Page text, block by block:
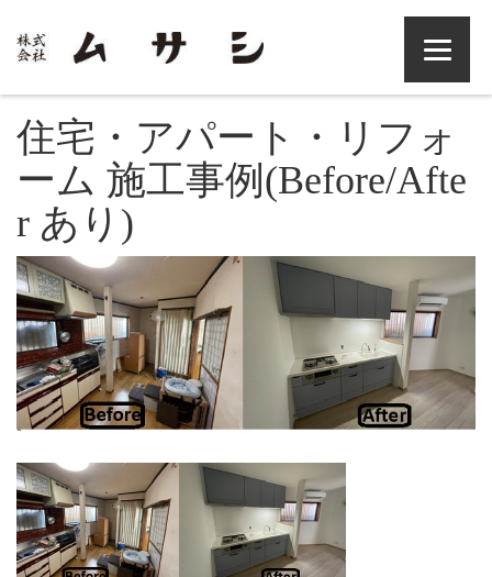
住宅・アパート・リフォ
ーム 施工事例(Before/Afte
r あり)